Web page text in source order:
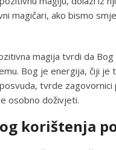
magičari, ako bismo
magija tvrdi da
Bog je energija, čiji je
tvrde zagovornici
osobno doživjeti.
korištenja